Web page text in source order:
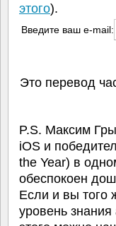
этого).
Введите ваш e-mail:
Это перевод
P.S. Максим
iOS и
the Year) в
обеспокоен
Если и вы того
уровень